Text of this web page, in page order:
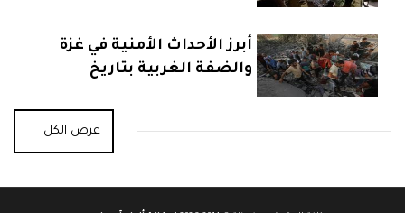
أبرز الأحداث الأمنية في غزة
والضفة الغربية بتاريخ
عرض الكل